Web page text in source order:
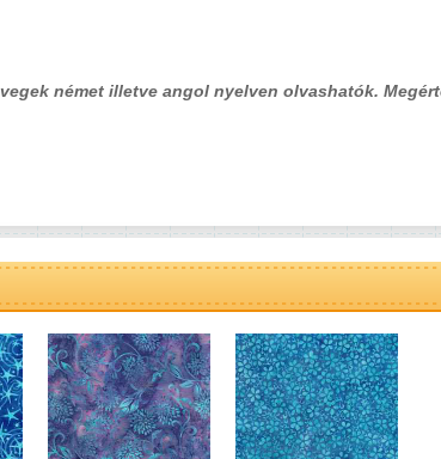
német illetve angol nyelven olvashatók.